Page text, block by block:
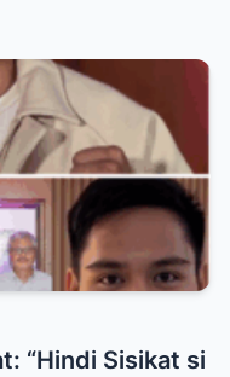
“Hindi Sisikat si